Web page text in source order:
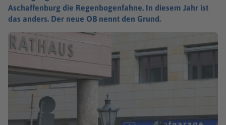
Aschaffenburg die Regenbogenfahne. In diesem Jahr ist
das anders. Der neue OB nennt den Grund.